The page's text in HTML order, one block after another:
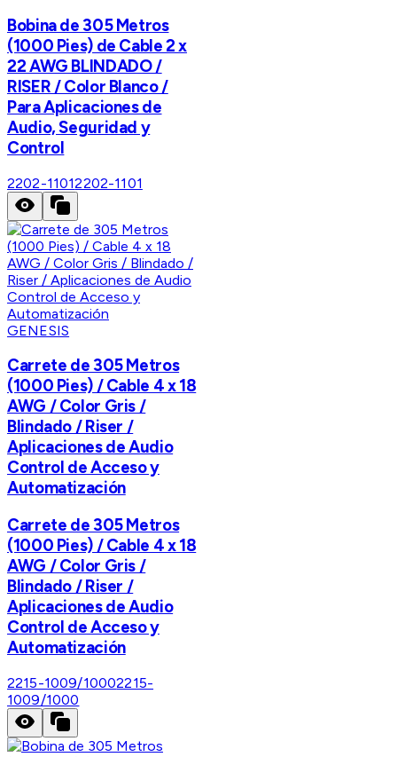
Bobina de 305 Metros
(1000 Pies) de Cable 2 x
22 AWG BLINDADO /
RISER / Color Blanco /
Para Aplicaciones de
Audio, Seguridad y
Control
2202-11012202-1101
GENESIS
Carrete de 305 Metros
(1000 Pies) / Cable 4 x 18
AWG / Color Gris /
Blindado / Riser /
Aplicaciones de Audio
Control de Acceso y
Automatización
Carrete de 305 Metros
(1000 Pies) / Cable 4 x 18
AWG / Color Gris /
Blindado / Riser /
Aplicaciones de Audio
Control de Acceso y
Automatización
2215-1009/10002215-
1009/1000